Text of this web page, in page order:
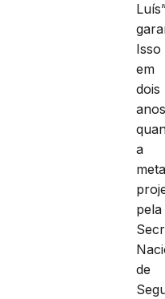
Isso
em
dois
a
pela
de